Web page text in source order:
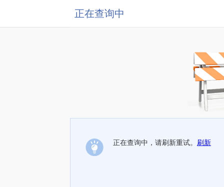
正在查询中
正在查询中，请刷新重试。 刷新